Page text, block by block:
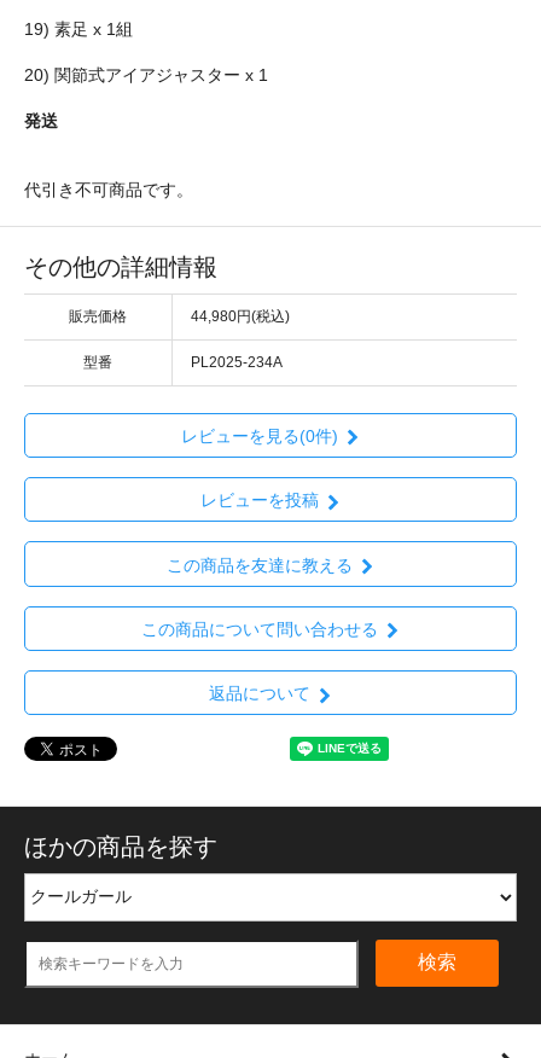
19) 素足 x 1組
20) 関節式アイアジャスター x 1
発送
代引き不可商品です。
その他の詳細情報
販売価格 44,980円(税込)
型番 PL2025-234A
レビューを見る(0件)
レビューを投稿
この商品を友達に教える
この商品について問い合わせる
返品について
ほかの商品を探す
検索